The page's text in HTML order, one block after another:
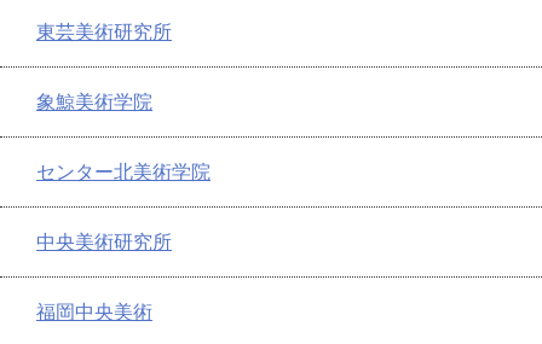
東芸美術研究所
象鯨美術学院
センター北美術学院
中央美術研究所
福岡中央美術